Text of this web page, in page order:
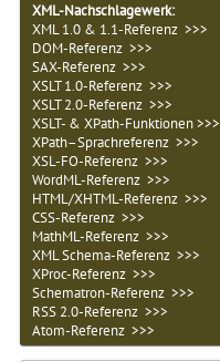
XML-Nachschlagewerk:
XML 1.0 & 1.1-Referenz >>>
DOM-Referenz >>>
SAX-Referenz >>>
XSLT 1.0-Referenz >>>
XSLT 2.0-Referenz >>>
XSLT- & XPath-Funktionen >>>
XPath–Sprachreferenz >>>
XSL-FO-Referenz >>>
WordML-Referenz >>>
HTML/XHTML-Referenz >>>
CSS-Referenz >>>
MathML-Referenz >>>
XML Schema-Referenz >>>
XProc-Referenz >>>
Schematron-Referenz >>>
RSS 2.0-Referenz >>>
Atom-Referenz >>>